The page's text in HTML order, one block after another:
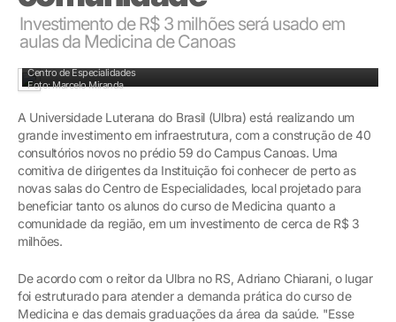
Investimento de R$ 3 milhões será usado em
aulas da Medicina de Canoas
Centro de Especialidades
Foto: Marcelo Miranda
A Universidade Luterana do Brasil (Ulbra) está realizando um
grande investimento em infraestrutura, com a construção de 40
consultórios novos no prédio 59 do Campus Canoas. Uma
comitiva de dirigentes da Instituição foi conhecer de perto as
novas salas do Centro de Especialidades, local projetado para
beneficiar tanto os alunos do curso de Medicina quanto a
comunidade da região, em um investimento de cerca de R$ 3
milhões.
De acordo com o reitor da Ulbra no RS, Adriano Chiarani, o lugar
foi estruturado para atender a demanda prática do curso de
Medicina e das demais graduações da área da saúde. "Esse